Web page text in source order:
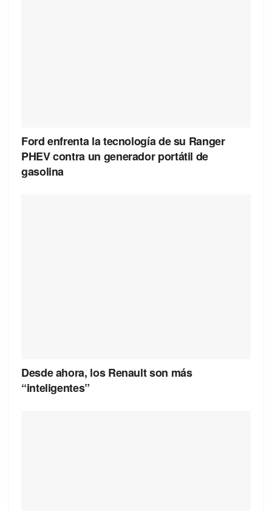
Ford enfrenta la tecnología de su Ranger
PHEV contra un generador portátil de
gasolina
Desde ahora, los Renault son más
“inteligentes”